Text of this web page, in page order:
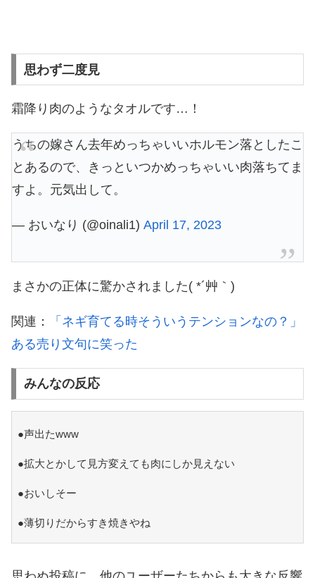
思わず二度見
霜降り肉のようなタオルです…！
うちの嫁さん去年めっちゃいいホルモン落としたこ
とあるので、きっといつかめっちゃいい肉落ちてま
すよ。元気出して。
— おいなり (@oinali1) April 17, 2023
まさかの正体に驚かされました( *´艸｀)
関連：
「ネギ育てる時そういうテンションなの？」
ある売り文句に笑った
みんなの反応
●声出たwww
●拡大とかして見方変えても肉にしか見えない
●おいしそー
●薄切りだからすき焼きやね